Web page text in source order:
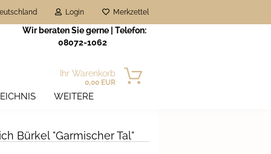
Login Merkzettel
Wir beraten Sie gerne | Telefon:
08072-1062
Ihr Warenkorb
0,00 EUR
WEITERE
Bür­kel "Gar­mi­scher Tal"